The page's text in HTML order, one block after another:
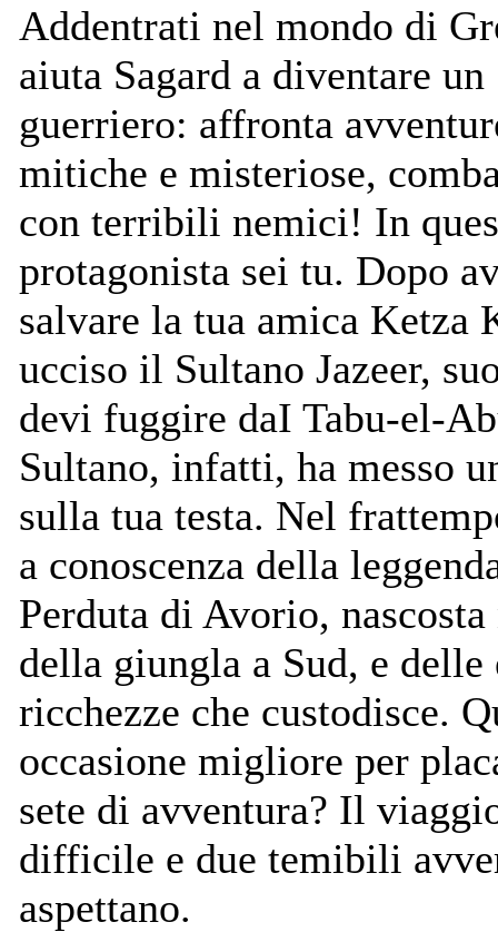
Addentrati nel mondo di
aiuta Sagard a diventare un
guerriero: affronta
mitiche e misteriose,
con terribili nemici! In
protagonista sei tu. Dopo
salvare la tua amica Ketza
ucciso il Sultano Jazeer,
devi fuggire daI Tabu-el-
Sultano, infatti, ha messo
sulla tua testa. Nel
a conoscenza della
Perduta di Avorio,
della giungla a Sud, e delle
ricchezze che custodisce.
occasione migliore per
sete di avventura? Il
difficile e due temibili
aspettano.